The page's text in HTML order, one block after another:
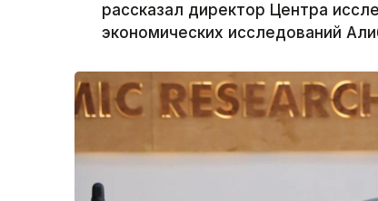
рассказал директор Центра
экономических исследований